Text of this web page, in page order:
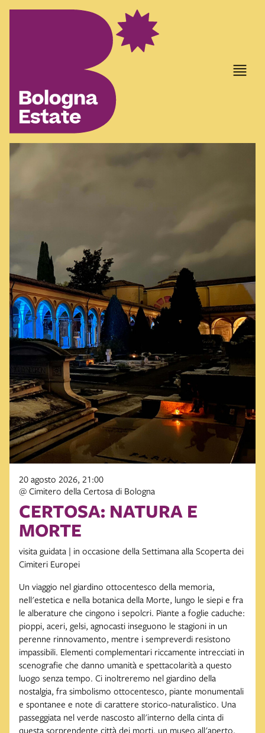
20 agosto 2026, 21:00
@ Cimitero della Certosa di Bologna
CERTOSA: NATURA E
MORTE
visita guidata | in occasione della Settimana alla Scoperta dei
Cimiteri Europei
Un viaggio nel giardino ottocentesco della memoria,
nell'estetica e nella botanica della Morte, lungo le siepi e fra
le alberature che cingono i sepolcri. Piante a foglie caduche:
pioppi, aceri, gelsi, agnocasti inseguono le stagioni in un
perenne rinnovamento, mentre i sempreverdi resistono
impassibili. Elementi complementari riccamente intrecciati in
scenografie che danno umanità e spettacolarità a questo
luogo senza tempo. Ci inoltreremo nel giardino della
nostalgia, fra simbolismo ottocentesco, piante monumentali
e spontanee e note di carattere storico-naturalistico. Una
passeggiata nel verde nascosto all'interno della cinta di
questa sorprendente città dei morti, un museo all'aperto,